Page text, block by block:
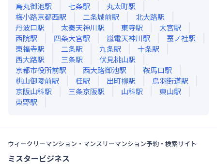
烏丸御池駅 七条駅 丸太町駅
梅小路京都西駅 二条城前駅 北大路駅
丹波口駅 太秦天神川駅 東寺駅 大宮駅
西院駅 四条大宮駅 嵐電天神川駅 蚕ノ社駅
東福寺駅 二条駅 九条駅 十条駅
西大路駅 三条駅 伏見桃山駅
京都市役所前駅 西大路御池駅 鞍馬口駅
桃山御陵前駅 桂駅 出町柳駅 鳥羽街道駅
京阪山科駅 三条京阪駅 山科駅 東山駅
東野駅
ウィークリーマンション・マンスリーマンション予約・検索サイト
ミスタービジネス